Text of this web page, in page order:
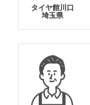
タイヤ館川口
埼玉県